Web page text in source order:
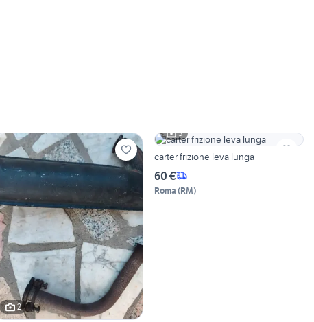
2
3
carter frizione leva lunga
60 €
Roma (RM)